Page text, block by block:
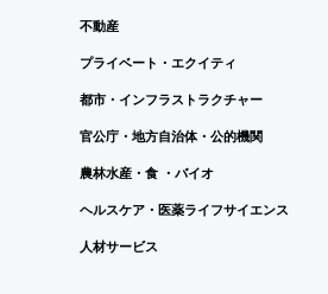
不動産
プライベート・エクイティ
都市・インフラストラクチャー
官公庁・地方自治体・公的機関
農林水産・食 ・バイオ
ヘルスケア・医薬ライフサイエンス
人材サービス